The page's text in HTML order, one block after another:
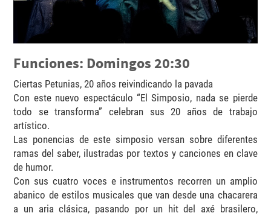
Funciones: Domingos 20:30
Ciertas Petunias, 20 años reivindicando la pavada
Con este nuevo espectáculo “El Simposio, nada se pierde
todo se transforma” celebran sus 20 años de trabajo
artístico.
Las ponencias de este simposio versan sobre diferentes
ramas del saber, ilustradas por textos y canciones en clave
de humor.
Con sus cuatro voces e instrumentos recorren un amplio
abanico de estilos musicales que van desde una chacarera
a un aria clásica, pasando por un hit del axé brasilero,